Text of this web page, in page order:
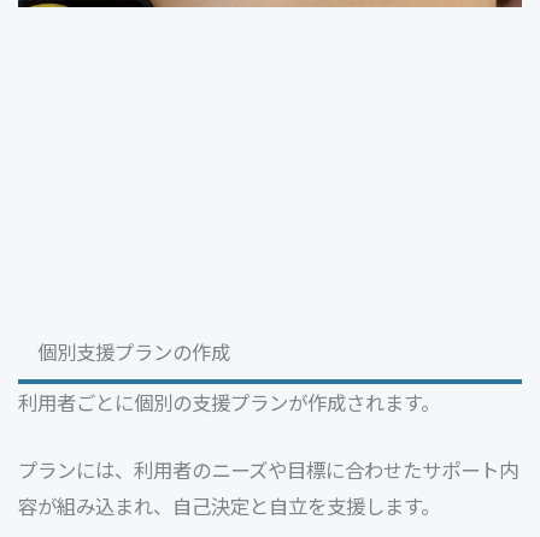
個別支援プランの作成
利用者ごとに個別の支援プランが作成されます。
プランには、利用者のニーズや目標に合わせたサポート内
容が組み込まれ、自己決定と自立を支援します。